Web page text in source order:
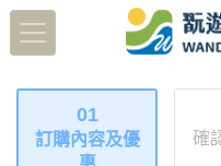
01
訂購內容及優
確